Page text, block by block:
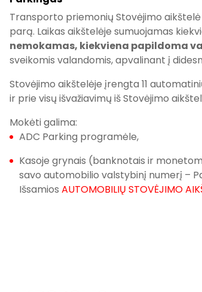
Transporto priemonių Stovėjimo
parą. Laikas aikštelėje sumuojamas
nemokamas, kiekviena papildoma
sveikomis valandomis, apvalinant į
Stovėjimo aikštelėje įrengta 11
ir prie visų išvažiavimų iš Stovėjimo
Mokėti galima:
ADC Parking programėle,
Kasoje grynais (banknotais ir
savo automobilio valstybinį numerį –
Išsamios AUTOMOBILIŲ STOVĖJIMO